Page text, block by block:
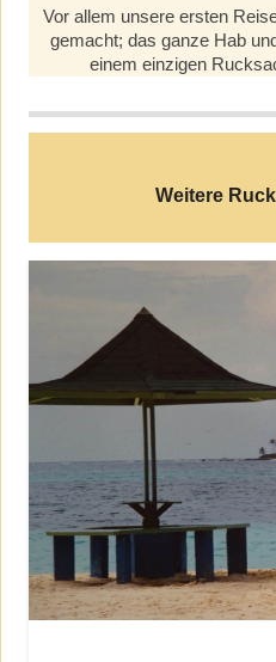
Vor allem unsere ersten
gemacht; das ganze Hab
einem einzigen
Weitere